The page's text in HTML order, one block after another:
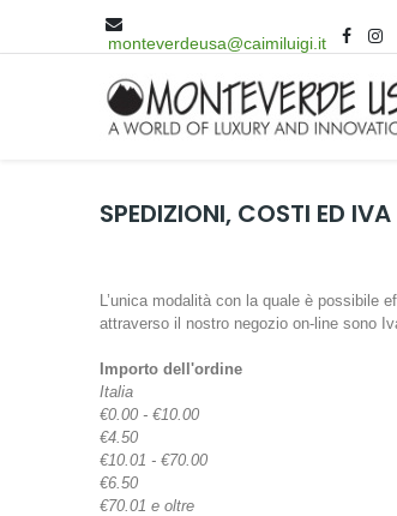
monteverdeusa@caimiluigi.it
SPEDIZIONI, COSTI ED IVA
L’unica modalità con la quale è
attraverso il nostro negozio on-line sono
Importo dell'ordine
Italia
€0.00 - €10.00
€4.50
€10.01 - €70.00
€6.50
€70.01 e oltre